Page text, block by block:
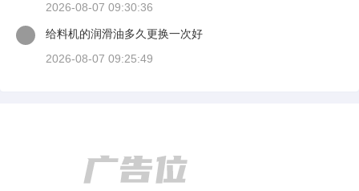
2026-08-07 09:30:36
给料机的润滑油多久更换一次好
2026-08-07 09:25:49